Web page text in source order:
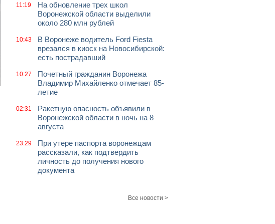
11:19
На обновление трех школ
Воронежской области выделили
около 280 млн рублей
10:43
В Воронеже водитель Ford Fiesta
врезался в киоск на Новосибирской:
есть пострадавший
10:27
Почетный гражданин Воронежа
Владимир Михайленко отмечает 85-
летие
02:31
Ракетную опасность объявили в
Воронежской области в ночь на 8
августа
23:29
При утере паспорта воронежцам
рассказали, как подтвердить
личность до получения нового
документа
Все новости >